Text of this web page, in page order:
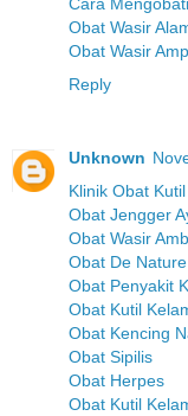
Obat Wasir
Obat Wasir
Reply
Unknown
Klinik Obat
Obat Jengger
Obat Wasir
Obat De
Obat Penyakit
Obat Kutil
Obat Kencing
Obat Sipilis
Obat Herpes
Obat Kutil